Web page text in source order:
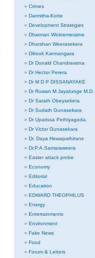
Crimes
Darmitha-Kotte
Development Strategies
Dharman Wickremeratne
Dharshan Weerasekera
Dilrook Kannangara
Dr Donald Chandraratna
Dr Hector Perera
Dr M D P DISSANAYAKE
Dr Ruwan M Jayatunge M.D.
Dr Sarath Obeysekera
Dr Sudath Gunasekara
Dr Upatissa Pethiyagoda.
Dr Victor Gunasekara
Dr. Daya Hewapathirane
Dr.P.A.Samaraweera
Easter attack probe
Economy
Editorial
Education
EDWARD THEOPHILUS
Energy
Entertainments
Environment
Fake News
Food
Forum & Letters